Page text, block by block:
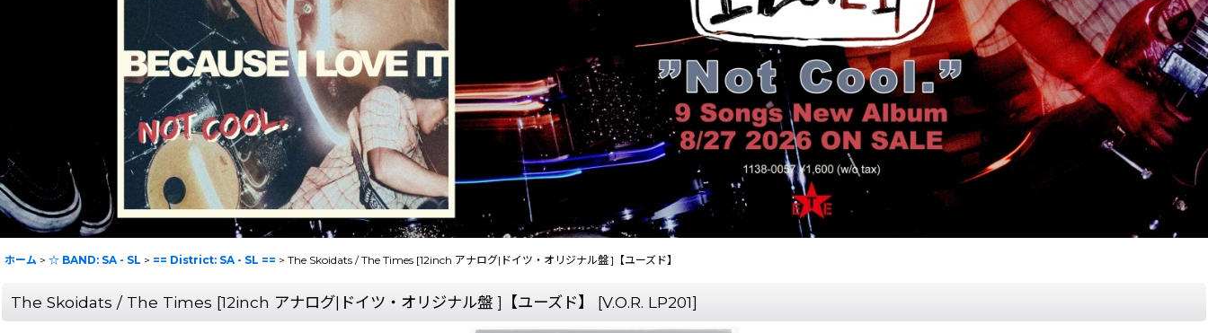
ホーム > ☆ BAND: SA - SL > == District: SA - SL == > The Skoidats / The Times [12inch アナログ|ドイツ・オリジナル盤 ]【ユーズド】
The Skoidats / The Times [12inch アナログ|ドイツ・オリジナル盤 ]【ユーズド】 [V.O.R. LP201]